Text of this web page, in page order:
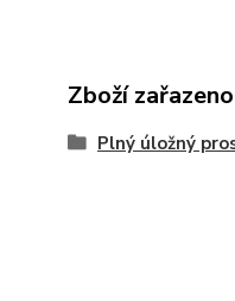
Zboží
Plný úložný